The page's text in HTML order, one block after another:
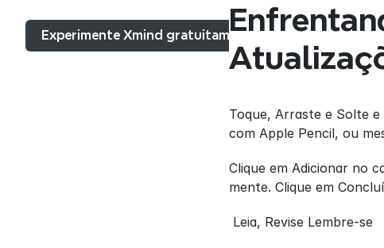
Experimente Xmind gratuitamente
Toque, Arraste e Solte e
com Apple Pencil, ou
Clique em Adicionar no
mente. Clique em
Leia, Revise Lembre-se